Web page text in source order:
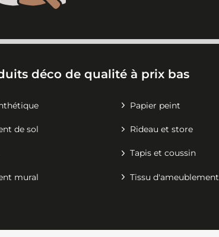
déco de qualité à prix bas
Papier peint
de sol Rideau et store
Tapis et coussin
mural Tissu d'ameublement